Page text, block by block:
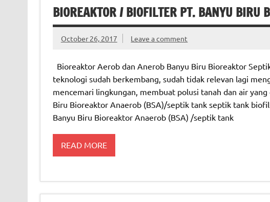
BIOREAKTOR / BIOFILTER PT. BANYU BIRU
October 26, 2017 Leave a comment
Bioreaktor Aerob dan Anerob Banyu Biru Bioreaktor
teknologi sudah berkembang, sudah tidak relevan lagi
mencemari lingkungan, membuat polusi tanah dan air
Biru Bioreaktor Anaerob (BSA)/septik tank septik tank
Banyu Biru Bioreaktor Anaerob (BSA) /septik tank
READ MORE